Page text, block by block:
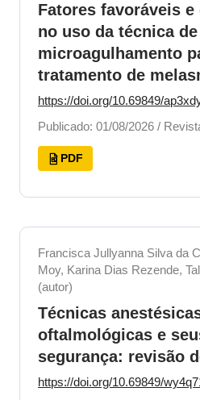
Fatores favoráveis
no uso da técnica de
microagulhamento
tratamento de
https://doi.org/10.69849/
Publicado: 01/08/2026 /
PDF
Francisca Jullyanna Silva da
Moy, Karina Dias Rezende,
(autor)
Técnicas
oftalmológicas e
segurança: revisão
https://doi.org/10.69849/